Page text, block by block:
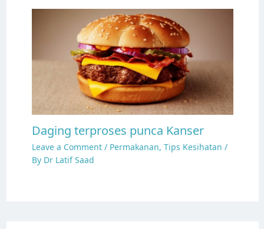
Daging terproses punca Kanser
Leave a Comment / Permakanan, Tips Kesihatan /
By Dr Latif Saad